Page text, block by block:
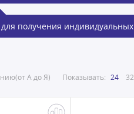
для получения
А до Я) Показывать: 24 32